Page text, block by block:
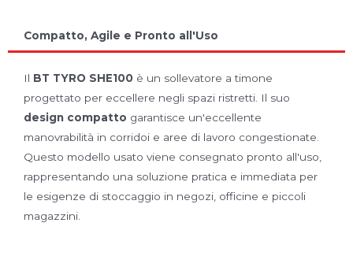
Compatto, Agile e Pronto all'Uso
Il BT TYRO SHE100 è un sollevatore a timone
progettato per eccellere negli spazi ristretti. Il suo
design compatto garantisce un'eccellente
manovrabilità in corridoi e aree di lavoro congestionate.
Questo modello usato viene consegnato pronto all'uso,
rappresentando una soluzione pratica e immediata per
le esigenze di stoccaggio in negozi, officine e piccoli
magazzini.